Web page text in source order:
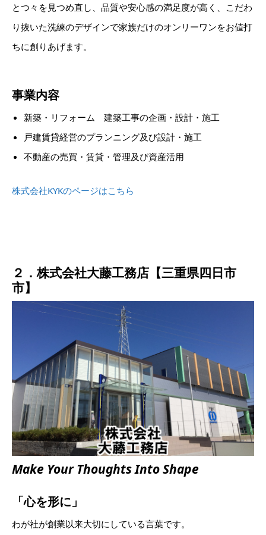
とつ々を見つめ直し、品質や安心感の満足度が高く、こだわ
り抜いた洗練のデザインで家族だけのオンリーワンをお値打
ちに創りあげます。
事業内容
新築・リフォーム 建築工事の企画・設計・施工
戸建賃貸経営のプランニング及び設計・施工
不動産の売買・賃貸・管理及び資産活用
株式会社KYKのページはこちら
２．株式会社大藤工務店【三重県四日市
市】
Make Your ThoughtsInto Shape
「心を形に」
わが社が創業以来大切にしている言葉です。